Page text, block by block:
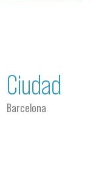
Ciudad
Barcelona